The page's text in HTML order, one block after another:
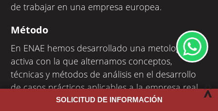
de trabajar en una empresa europea.
Método
En ENAE hemos desarrollado una metología
activa con la que alternamos conceptos,
técnicas y métodos de análisis en el desarrollo
de casos prácticos aplicables a la empresa real.
Fomentamos el trabajo en equipo para obtener
SOLICITUD DE INFORMACIÓN